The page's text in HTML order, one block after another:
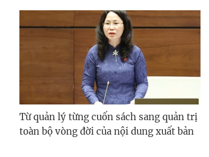
Từ quản lý từng cuốn sách sang quản trị
toàn bộ vòng đời của nội dung xuất bản